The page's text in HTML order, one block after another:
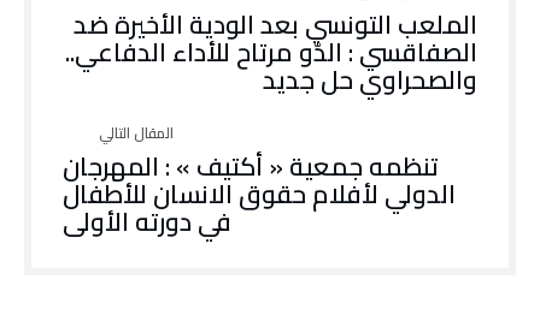
الملعب التونسي بعد الودية الأخيرة ضد
الصفاقسي : الدّو مرتاح للأداء الدفاعي..
والصحراوي حل جديد
تنظمه جمعية « أكتيف » : المهرجان
الدولي لأفلام حقوق الانسان للأطفال
في دورته الأولى